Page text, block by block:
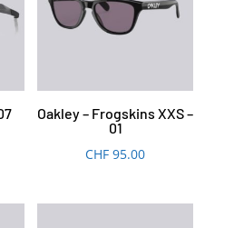
Oakley – Frogskins XXS –
01
CHF 95.00